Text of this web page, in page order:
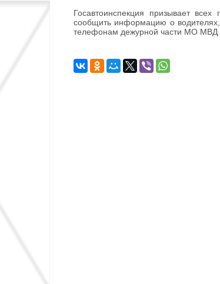
Госавтоинспекция призывает
сообщить информацию о
телефонам дежурной части МО МВД